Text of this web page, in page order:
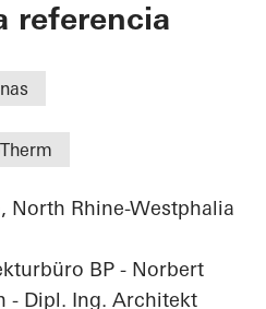
Complex
referencia
North Rhine-Westphalia
BP - Norbert
- Dipl. Ing. Architekt